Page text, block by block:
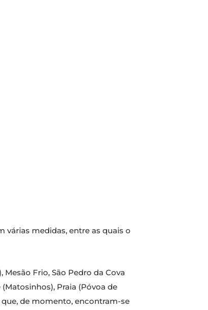
várias medidas, entre as quais o
Mesão Frio, São Pedro da Cova
Praia (Póvoa de
que, de momento, encontram-se